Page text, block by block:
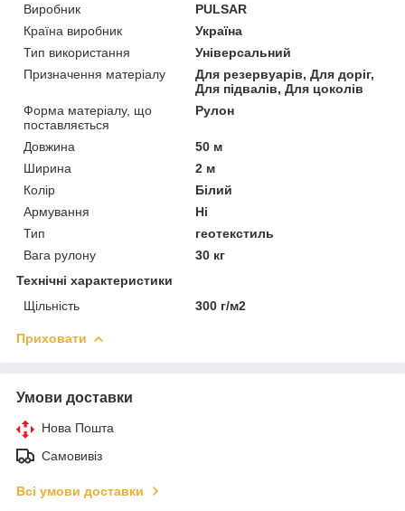
Виробник
PULSAR
Країна виробник
Україна
Тип використання
Універсальний
Призначення матеріалу
Для резервуарів, Для доріг,
Для підвалів, Для цоколів
Форма матеріалу, що
поставляється
Рулон
Довжина
50 м
Ширина
2 м
Колір
Білий
Армування
Ні
Тип
геотекстиль
Вага рулону
30 кг
Технічні характеристики
Щільність
300 г/м2
Приховати
Умови доставки
Нова Пошта
Самовивіз
Всі умови доставки